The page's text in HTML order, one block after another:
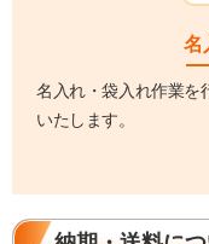
名
名入れ・袋入れ作業を
いたします。